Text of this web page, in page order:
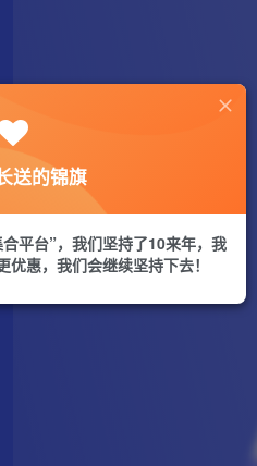
送的锦旗
平台”，我们坚持了10来年，我
惠，我们会继续坚持下去！